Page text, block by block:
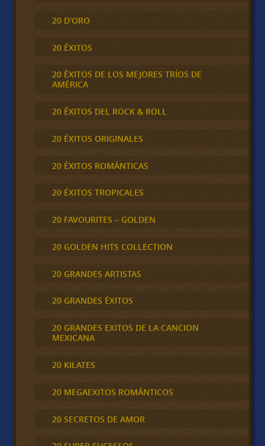
20 D'ORO
20 ÉXITOS
20 ÉXITOS DE LOS MEJORES TRÍOS DE
AMÉRICA
20 ÉXITOS DEL ROCK & ROLL
20 ÉXITOS ORIGINALES
20 ÉXITOS ROMÁNTICAS
20 ÉXITOS TROPICALES
20 FAVOURITES – GOLDEN
20 GOLDEN HITS COLLECTION
20 GRANDES ARTISTAS
20 GRANDES ÉXITOS
20 GRANDES EXITOS DE LA CANCION
MEXICANA
20 KILATES
20 MEGAEXITOS ROMÁNTICOS
20 SECRETOS DE AMOR